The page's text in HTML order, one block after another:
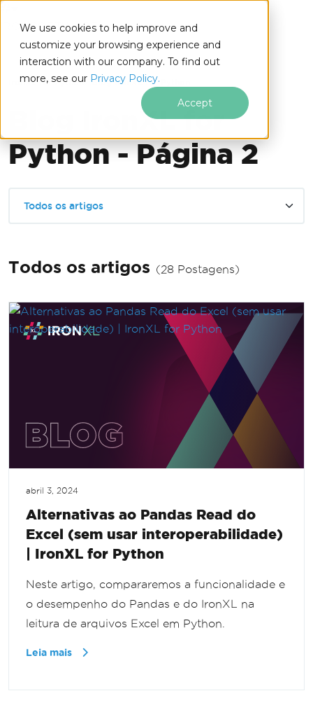
We use cookies to help improve and
customize your browsing experience and
interaction with our company. To find out
more, see our Privacy Policy.
Accept
IRONSOFTWARE
Ir para o conteúdo do rodapé
IronXL for Python Blog IronXL for Python
Blog IronXL for
Python - Página 2
Todos os artigos
Todos os artigos (28 Postagens)
abril 3, 2024
Alternativas ao Pandas Read do
Excel (sem usar interoperabilidade)
| IronXL for Python
Neste artigo, compararemos a funcionalidade e
o desempenho do Pandas e do IronXL na
leitura de arquivos Excel em Python.
Leia mais